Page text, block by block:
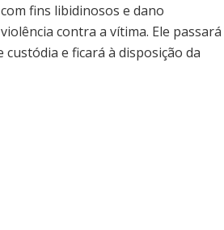
fins libidinosos e dano
contra a vítima. Ele passará
custódia e ficará à disposição da